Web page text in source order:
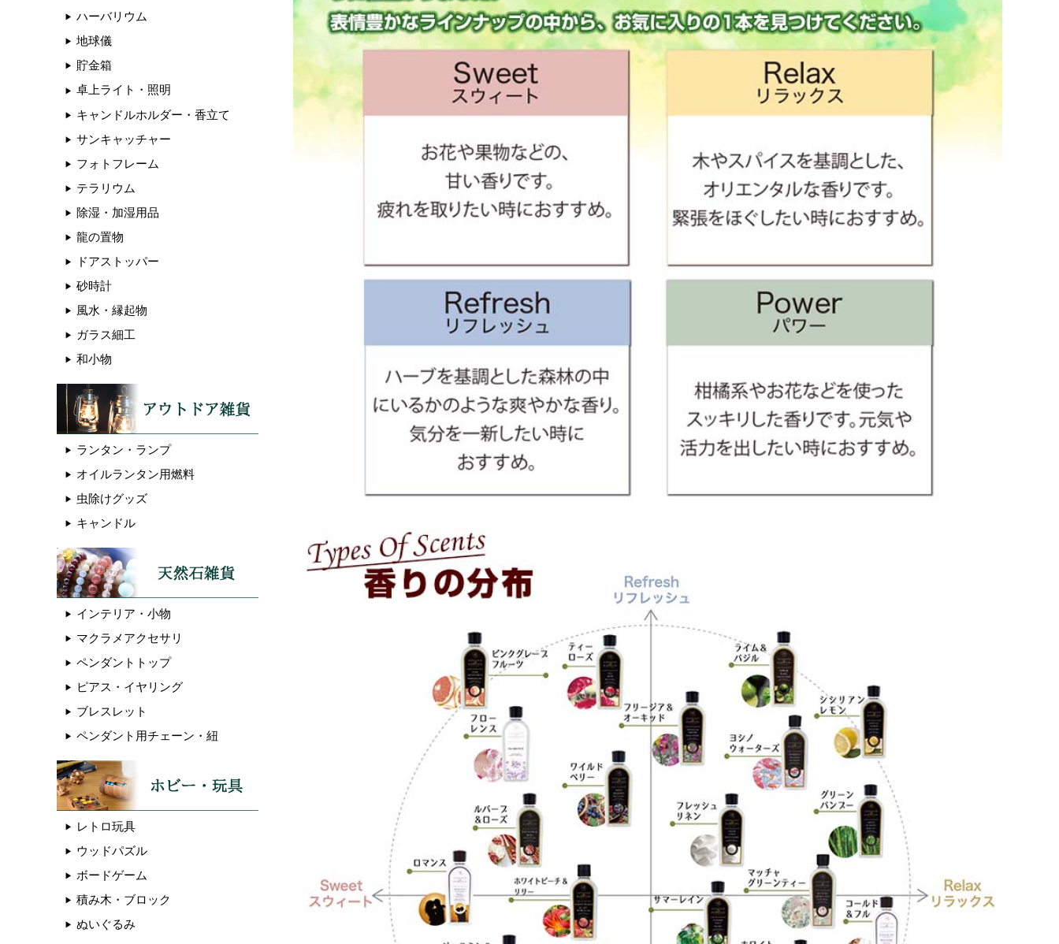
ハーバリウム
地球儀
貯金箱
卓上ライト・照明
キャンドルホルダー・香立て
サンキャッチャー
フォトフレーム
テラリウム
除湿・加湿用品
龍の置物
ドアストッパー
砂時計
風水・縁起物
ガラス細工
和小物
ランタン・ランプ
オイルランタン用燃料
虫除けグッズ
キャンドル
インテリア・小物
マクラメアクセサリ
ペンダントトップ
ピアス・イヤリング
ブレスレット
ペンダント用チェーン・紐
レトロ玩具
ウッドパズル
ボードゲーム
積み木・ブロック
ぬいぐるみ